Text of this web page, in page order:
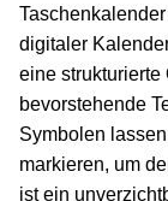
digitaler
eine strukturierte
bevorstehende
Symbolen
markieren, um
ist ein